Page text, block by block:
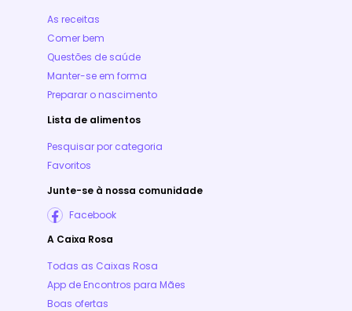
As receitas
Comer bem
Questões de saúde
Manter-se em forma
Preparar o nascimento
Lista de alimentos
Pesquisar por categoria
Favoritos
Junte-se à nossa comunidade
Facebook
A Caixa Rosa
Todas as Caixas Rosa
App de Encontros para Mães
Boas ofertas